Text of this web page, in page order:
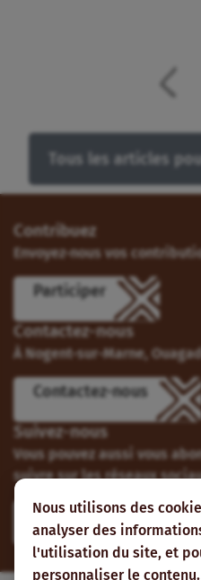
Nous utilisons des
analyser des
l'utilisation du site, et
personnaliser le contenu.
Tous les articles
Contribuez
Envoyez-nous vos
Participer
Contactez-nous
À Nogent-sur-Marne,
Contactez-nous
Suivez-nous
Vous pouvez aussi vous
suivre sur les réseaux